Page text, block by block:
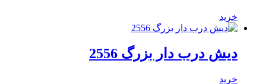
خرید
دیش درب دار بزرگ 2556
خرید